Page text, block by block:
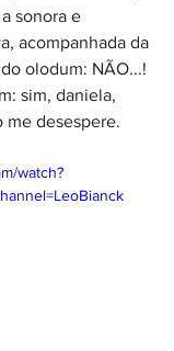
sonora e
acompanhada da
olodum: NÃO...!
sim, daniela,
me desespere.
watch?